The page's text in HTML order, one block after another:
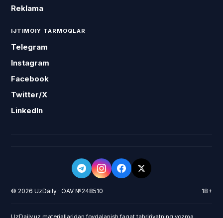
Reklama
IJTIMOIY TARMOQLAR
Telegram
Instagram
Facebook
Twitter/X
LinkedIn
© 2026 UzDaily · OAV №248510 18+
UzDaily.uz materiallaridan foydalanish faqat tahririyatning yozma